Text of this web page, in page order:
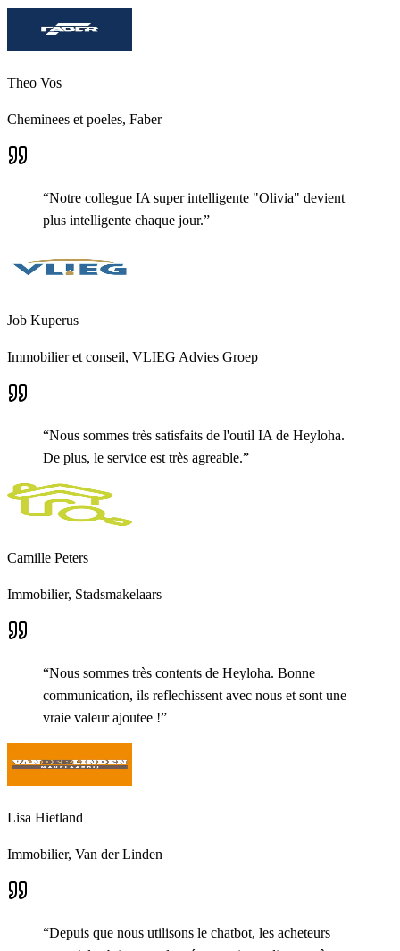
Theo Vos
Cheminees et poeles, Faber
“Notre collegue IA super intelligente "Olivia" devient
plus intelligente chaque jour.”
Job Kuperus
Immobilier et conseil, VLIEG Advies Groep
“Nous sommes très satisfaits de l'outil IA de Heyloha.
De plus, le service est très agreable.”
Camille Peters
Immobilier, Stadsmakelaars
“Nous sommes très contents de Heyloha. Bonne
communication, ils reflechissent avec nous et sont une
vraie valeur ajoutee !”
Lisa Hietland
Immobilier, Van der Linden
“Depuis que nous utilisons le chatbot, les acheteurs